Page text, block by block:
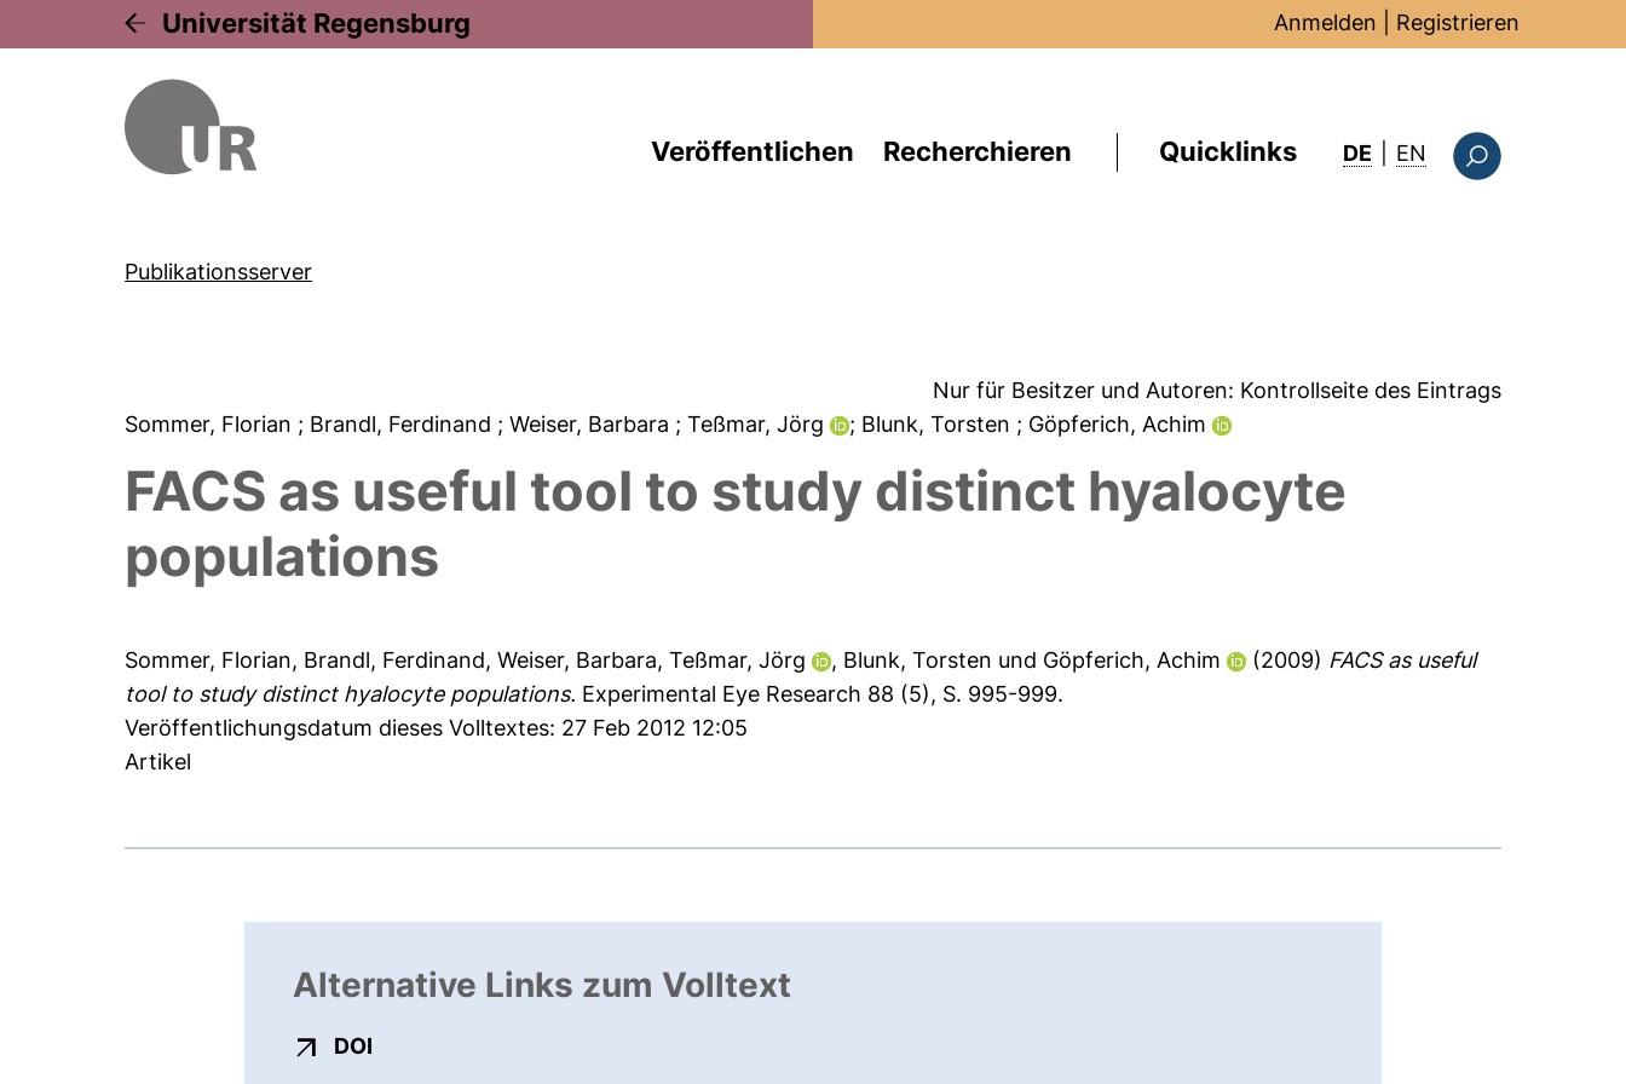
Universität Regensburg Anmelden Registrieren
Veröffentlichen Recherchieren Quicklinks DE EN : this page in
Publikationsserver
Nur für Besitzer und Autoren: Kontrollseite des Eintrags
Sommer, Florian ; Brandl, Ferdinand ; Weiser, Barbara ; Teßmar, Jörg ; Blunk, Torsten ; Göpferich, Achim
FACS as useful tool to study distinct hyalocyte
populations
Sommer, Florian, Brandl, Ferdinand,Weiser, Barbara,Teßmar, Jörg , Blunk, Torsten und Göpferich, Achim (2009) FACS as useful
tool to study distinct hyalocyte populations. Experimental Eye Research 88 (5), S. 995-999.
Veröffentlichungsdatum dieses Volltextes: 27 Feb 2012 12:05
Artikel
Alternative Links zum Volltext
DOI